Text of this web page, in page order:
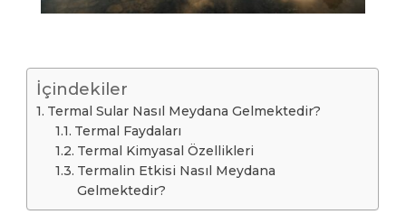
İçindekiler
Termal Sular Nasıl Meydana Gelmektedir?
Termal Faydaları
Termal Kimyasal Özellikleri
Termalin Etkisi Nasıl Meydana
Gelmektedir?